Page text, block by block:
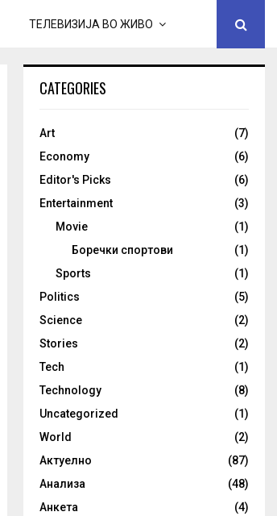
ТЕЛЕВИЗИЈА ВО ЖИВО
CATEGORIES
Art
(7)
Economy
(6)
Editor's Picks
(6)
Entertainment
(3)
Movie
(1)
Боречки спортови
(1)
Sports
(1)
Politics
(5)
Science
(2)
Stories
(2)
Tech
(1)
Technology
(8)
Uncategorized
(1)
World
(2)
Актуелно
(87)
Анализа
(48)
Анкета
(4)